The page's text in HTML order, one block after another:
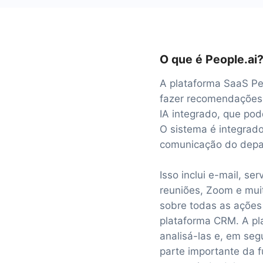
O que é People.ai?
A plataforma SaaS
fazer
IA integrado, que
O sistema é
comunicação do
Isso inclui e-mail,
reuniões, Zoom e
sobre todas as
plataforma CRM. A
analisá-las e, em
parte importante da